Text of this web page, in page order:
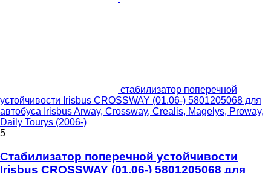
стабилизатор поперечной
устойчивости Irisbus CROSSWAY (01.06-) 5801205068 для
автобуса Irisbus Arway, Crossway, Crealis, Magelys, Proway,
Daily Tourys (2006-)
5
Стабилизатор поперечной устойчивости
Irisbus CROSSWAY (01.06-) 5801205068 для